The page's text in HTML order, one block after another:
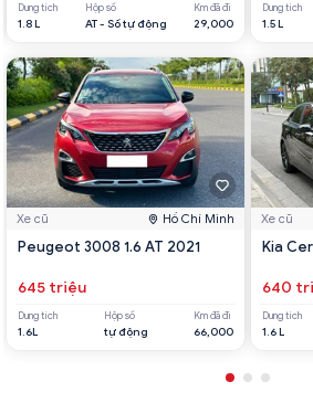
Dung tích
1.8 L
Hộp số
AT - Số tự động
Km đã đi
29,000
Xe cũ Hồ Chí Minh
Peugeot 3008 1.6 AT 2021
645 triệu
Dung tích
1.6L
Hộp số
tự động
Km đã đi
66,000
Dung tích
1.5 L
Xe cũ
Kia
640
Dung tích
1.6 L